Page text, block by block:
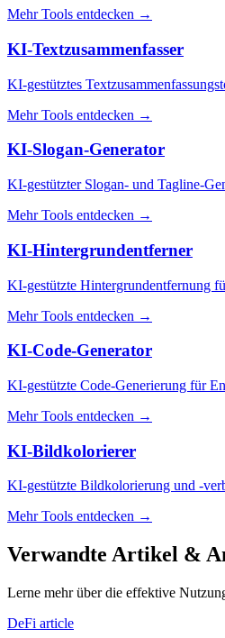
Mehr Tools entdecken →
KI-Textzusammenfasser
KI-gestütztes
Mehr Tools entdecken →
KI-Slogan-Generator
KI-gestützter Slogan- und Tagline-
Mehr Tools entdecken →
KI-Hintergrundentferner
KI-gestützte Hintergrundentfernung
Mehr Tools entdecken →
KI-Code-Generator
KI-gestützte Code-Generierung für
Mehr Tools entdecken →
KI-Bildkolorierer
KI-gestützte Bildkolorierung und -
Mehr Tools entdecken →
Verwandte Artikel &
Lerne mehr über die effektive
DeFi article